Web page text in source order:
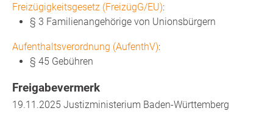
Freizügigkeitsgesetz (FreizügG/EU):
§ 3 Familienangehörige von Unionsbürgern
Aufenthaltsverordnung (AufenthV):
§ 45 Gebühren
Freigabevermerk
19.11.2025 Justizministerium Baden-Württemberg